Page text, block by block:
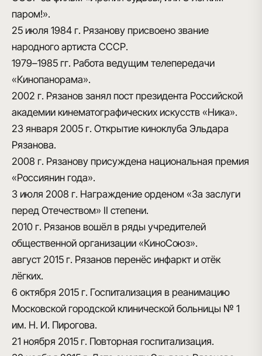
паром!».
25 июля 1984 г. Рязанову присвоено звание
народного артиста СССР.
1979–1985 гг. Работа ведущим телепередачи
«Кинопанорама».
2002 г. Рязанов занял пост президента Российской
академии кинематографических искусств «Ника».
23 января 2005 г. Открытие киноклуба Эльдара
Рязанова.
2008 г. Рязанову присуждена национальная премия
«Россиянин года».
3 июля 2008 г. Награждение орденом «За заслуги
перед Отечеством» II степени.
2010 г. Рязанов вошёл в ряды учредителей
общественной организации «КиноСоюз».
август 2015 г. Рязанов перенёс инфаркт и отёк
лёгких.
6 октября 2015 г. Госпитализация в реанимацию
Московской городской клинической больницы № 1
им. Н. И. Пирогова.
21 ноября 2015 г. Повторная госпитализация.